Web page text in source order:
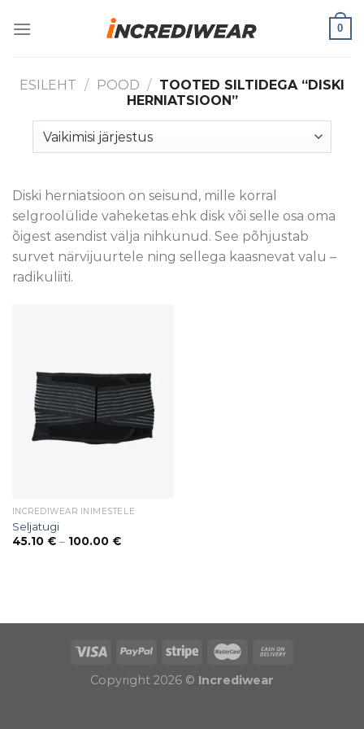
0
ESILEHT / POOD / TOOTED SILTIDEGA “DISKI
HERNIATSIOON”
Diski herniatsioon on seisund, mille korral
selgroolülide vaheketas ehk disk või selle osa oma
õigest asendist välja nihkunud. See põhjustab
survet närvijuurtele ning sellega kaasnevat valu –
radikuliiti.
INCREDIWEAR INIMESTELE
Seljatugi
45.10 € – 100.00 €Price
Copyright 2026 © Incrediwear